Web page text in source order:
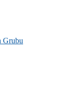
Grubu